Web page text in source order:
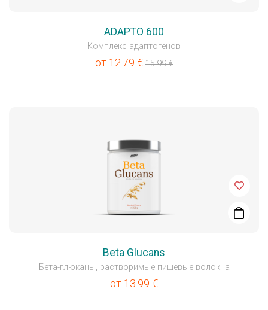
ADAPTO 600
Комплекс адаптогенов
от 12.79 €15.99€
Beta Glucans
Бета-глюканы, растворимые пищевые волокна
от 13.99 €